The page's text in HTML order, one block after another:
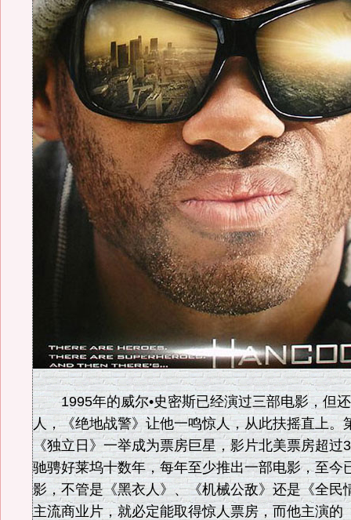
1995年的威尔•史密斯已经演过三部电影，但还
人，《绝地战警》让他一鸣惊人，从此扶摇直上。
《独立日》一举成为票房巨星，影片北美票房超过
驰骋好莱坞十数年，每年至少推出一部电影，至今
影，不管是《黑衣人》、《机械公敌》还是《全民
主流商业片，就必定能取得惊人票房，而他主演的